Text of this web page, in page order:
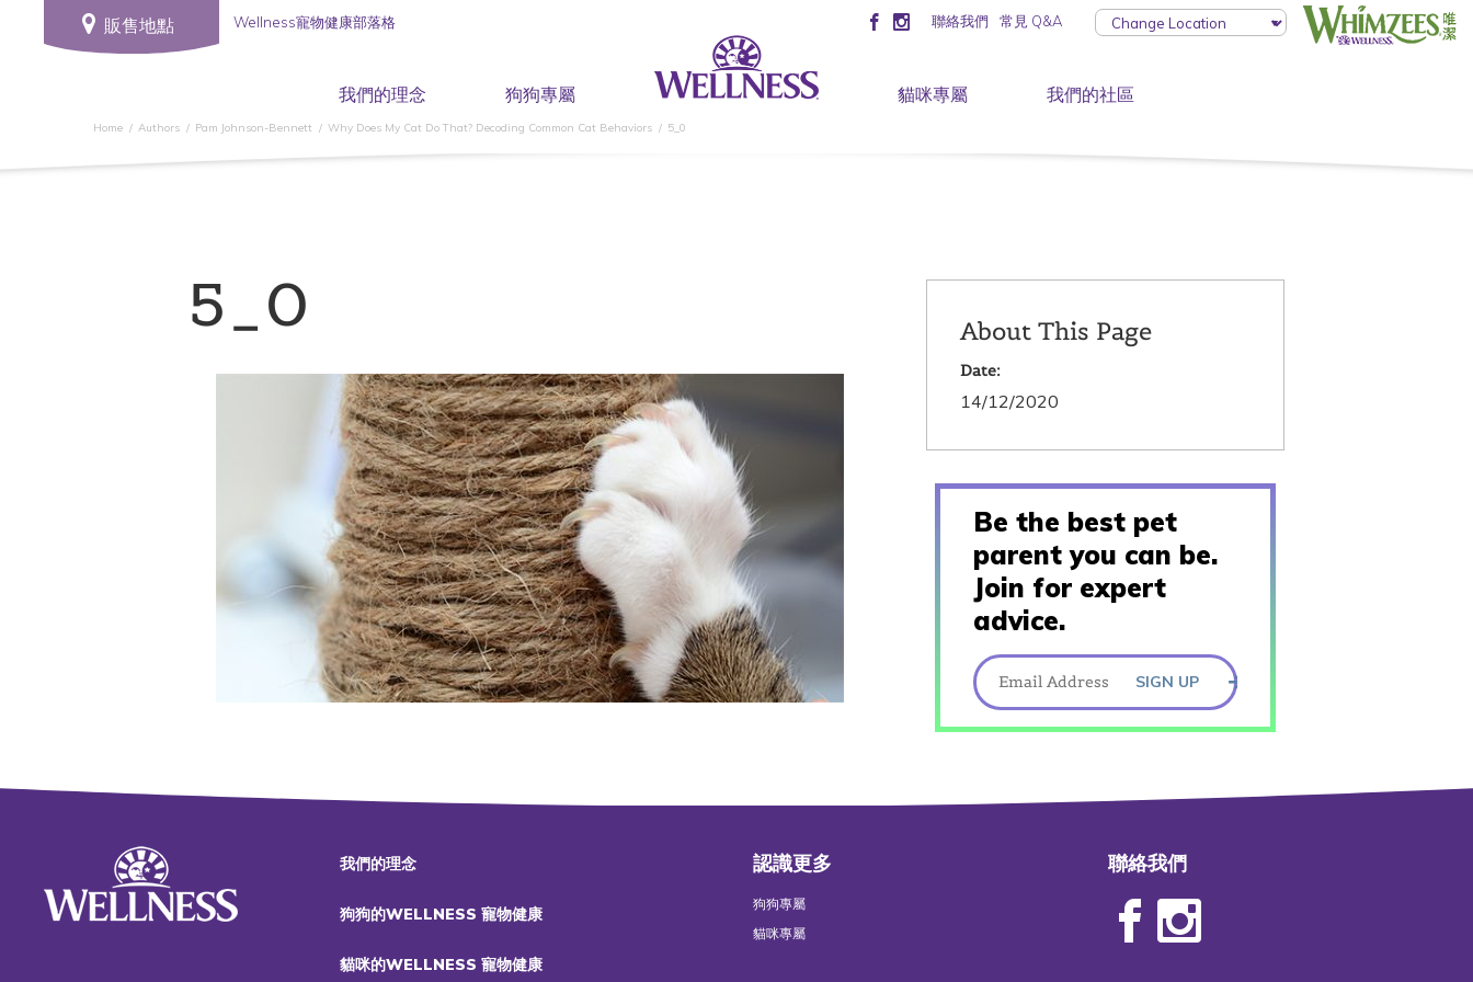
販售地點 Wellness寵物健康部落格 聯絡我們 常見 Q&A
我們的理念 狗狗專屬 貓咪專屬 我們的社區
Home Authors Pam Johnson-Bennett Why Does My Cat Do That? Decoding Common Cat Behaviors 5_0
5_0 About This Page
Date:
14/12/2020
Be the best pet
parent you can be.
Join for expert
advice.
SIGN UP
我們的理念
狗狗的WELLNESS 寵物健康
貓咪的WELLNESS 寵物健康
認識更多
狗狗專屬
貓咪專屬
聯絡我們